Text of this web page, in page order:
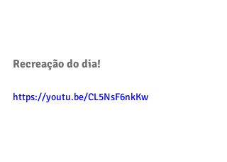
Recreação do dia!
https://youtu.be/CL5NsF6nkKw